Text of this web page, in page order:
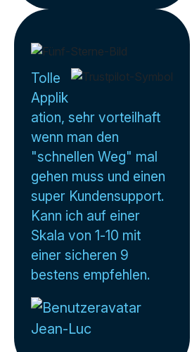
Tolle
Applik
ation, sehr vorteilhaft
wenn man den
"schnellen Weg" mal
gehen muss und einen
super Kundensupport.
Kann ich auf einer
Skala von 1-10 mit
einer sicheren 9
bestens empfehlen.
Jean-Luc